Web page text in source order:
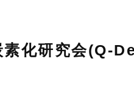
素化研究会(Q-